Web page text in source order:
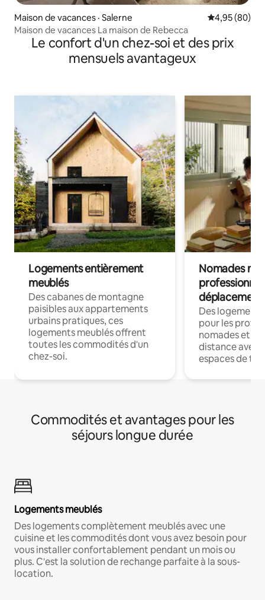
Maison de vacances · Salerne Note
4,95 (80)
Maison de vacances La maison de Rebecca
Le confort d'un chez-soi et des prix
mensuels avantageux
Logements entièrement
meublés
Des cabanes de montagne
paisibles aux appartements
urbains pratiques, ces
logements meublés offrent
toutes les commodités d'un
chez-soi.
Nomades
déplacement
Des
pour les
nomades et
distance avec
espaces de
Commodités et avantages pour les
séjours longue durée
Logements meublés
Des logements complètement meublés avec une
cuisine et les commodités dont vous avez besoin pour
vous installer confortablement pendant un mois ou
plus. C'est la solution de rechange parfaite à la sous-
location.